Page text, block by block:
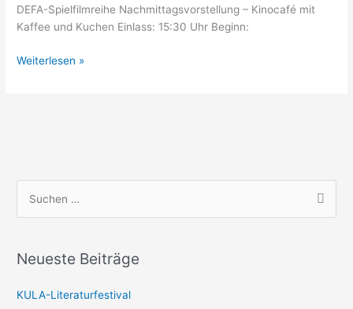
DEFA-Spielfilmreihe Nachmittagsvorstellung – Kinocafé mit
Kaffee und Kuchen Einlass: 15:30 Uhr Beginn:
Weiterlesen »
hNeueste Beiträge
KULA-Literaturfestival